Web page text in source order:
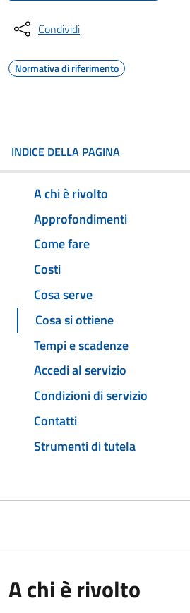
Condividi
Normativa di riferimento
INDICE DELLA PAGINA
A chi è rivolto
Approfondimenti
Come fare
Costi
Cosa serve
Cosa si ottiene
Tempi e scadenze
Accedi al servizio
Condizioni di servizio
Contatti
Strumenti di tutela
A chi è rivolto